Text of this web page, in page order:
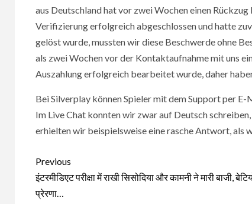
aus Deutschland hat vor zwei Wochen einen
Verifizierung erfolgreich abgeschlossen und hatte
gelöst wurde, mussten wir diese Beschwerde ohne
als zwei Wochen vor der Kontaktaufnahme mit uns
Auszahlung erfolgreich bearbeitet wurde, daher
Bei Silverplay können Spieler mit dem Support per
Im Live Chat konnten wir zwar auf Deutsch
erhielten wir beispielsweise eine rasche Antwort, als
Post
navigation
Previous
इंटरमीडिएट परीक्षा में राखी सिसोदिया और कामनी ने मारी बाजी,
प्रेरणा…